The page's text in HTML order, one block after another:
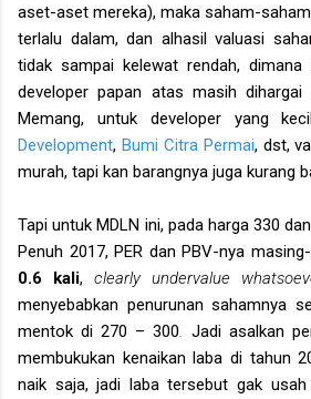
aset-aset mereka), maka saham-
terlalu dalam, dan alhasil valuasi
tidak sampai kelewat rendah,
developer papan atas masih
Memang, untuk developer yang
Development, Bumi Citra Permai, dst,
murah, tapi kan barangnya juga kurang
Tapi untuk MDLN ini, pada harga 330
Penuh 2017, PER dan PBV-nya
0.6 kali, clearly undervalue
menyebabkan penurunan sahamnya
mentok di 270 – 300
Jadi asalkan
membukukan kenaikan laba di tahun
naik saja, jadi laba tersebut gak